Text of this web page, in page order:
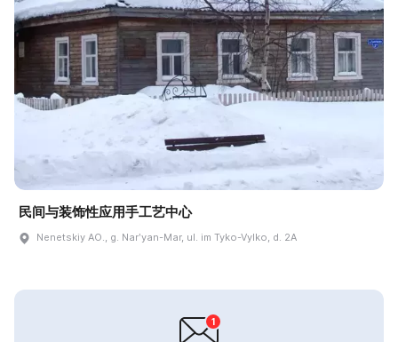
民间与装饰性应用手工艺中心
Nenetskiy AO., g. Narʹyan-Mar, ul. im Tyko-Vylko, d. 2A